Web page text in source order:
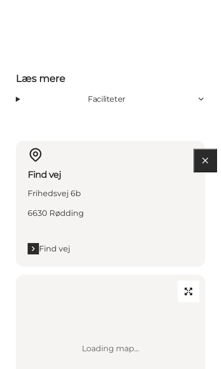
Læs mere
Faciliteter
Find vej
Frihedsvej 6b
6630 Rødding
Find vej
Loading map...